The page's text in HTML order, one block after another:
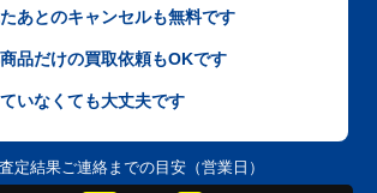
あとのキャンセルも無料です
品だけの買取依頼もOKです
いなくても大丈夫です
定結果ご連絡までの目安（営業日）